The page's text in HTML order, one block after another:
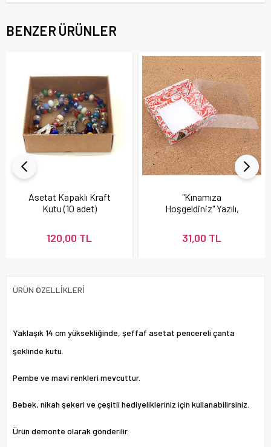
BENZER ÜRÜNLER
Asetat Kapaklı Kraft
Kutu (10 adet)
120,00 TL
"Kınamıza
Hoşgeldiniz" Yazılı,
31,00 TL
ÜRÜN ÖZELLIKLERI
Yaklaşık 14 cm yüksekliğinde, şeffaf asetat pencereli çanta
şeklinde kutu.
Pembe ve mavi renkleri mevcuttur.
Bebek, nikah şekeri ve çeşitli hediyelikleriniz için kullanabilirsiniz.
Ürün demonte olarak gönderilir.